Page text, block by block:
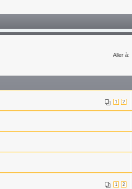
Aller à:
1 2
1 2